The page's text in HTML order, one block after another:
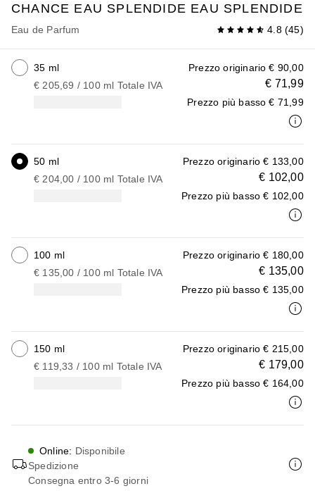
CHANCE EAU SPLENDIDE EAU SPLENDIDE
Eau de Parfum 4.8(45)
Prezzo originario € 90,00
€ 71,99
Prezzo più basso € 71,99
35 ml
€ 205,69 / 100 ml Totale IVA
Prezzo originario € 133,00
€ 102,00
Prezzo più basso € 102,00
50 ml
€ 204,00 / 100 ml Totale IVA
Prezzo originario € 180,00
€ 135,00
Prezzo più basso € 135,00
100 ml
€ 135,00 / 100 ml Totale IVA
Prezzo originario € 215,00
€ 179,00
Prezzo più basso € 164,00
150 ml
€ 119,33 / 100 ml Totale IVA
Online: Disponibile
Spedizione
Consegna entro 3-6 giorni